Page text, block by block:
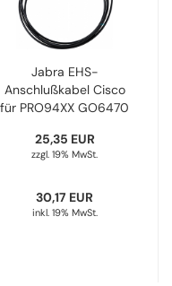
Jabra EHS-
Anschlußkabel Cisco
für PRO94XX GO6470
25,35 EUR
zzgl. 19% MwSt.
30,17 EUR
inkl. 19% MwSt.